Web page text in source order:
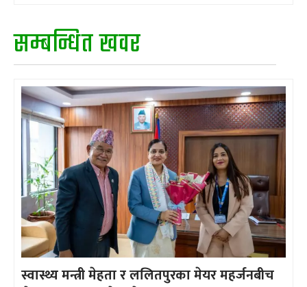
सम्बन्धित खवर
स्वास्थ्य मन्त्री मेहता र ललितपुरका मेयर महर्जनबीच